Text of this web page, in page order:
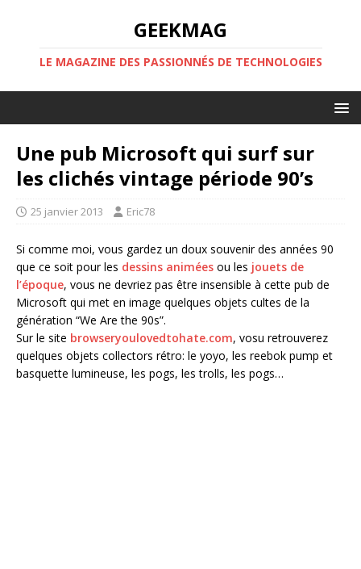
GEEKMAG
LE MAGAZINE DES PASSIONNÉS DE TECHNOLOGIES
Une pub Microsoft qui surf sur
les clichés vintage période 90’s
25 janvier 2013 Eric78
Si comme moi, vous gardez un doux souvenir des années 90
que ce soit pour les dessins animées ou les jouets de
l’époque, vous ne devriez pas être insensible à cette pub de
Microsoft qui met en image quelques objets cultes de la
génération “We Are the 90s”.
Sur le site browseryoulovedtohate.com, vosu retrouverez
quelques objets collectors rétro: le yoyo, les reebok pump et
basquette lumineuse, les pogs, les trolls, les pogs…